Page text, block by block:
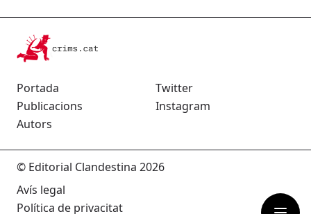
Portada
Publicacions
Autors
Twitter
Instagram
© Editorial Clandestina 2026
Avís legal
Política de privacitat